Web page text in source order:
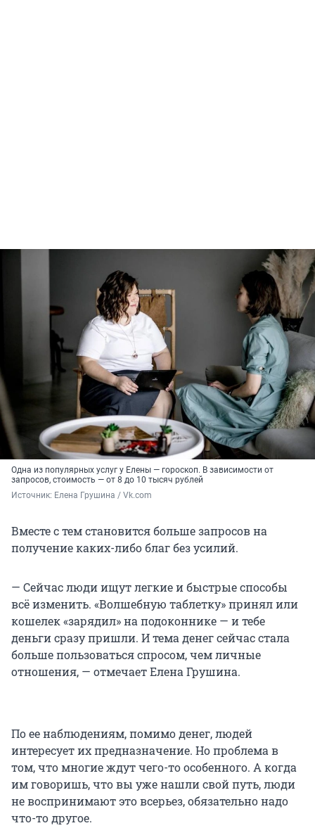
Одна из популярных услуг у Елены — гороскоп. В зависимости от
запросов, стоимость — от 8 до 10 тысяч рублей
Источник: Елена Грушина / Vk.com
Вместе с тем становится больше запросов на
получение каких-либо благ без усилий.
— Сейчас люди ищут легкие и быстрые способы
всё изменить. «Волшебную таблетку» принял или
кошелек «зарядил» на подоконнике — и тебе
деньги сразу пришли. И тема денег сейчас стала
больше пользоваться спросом, чем личные
отношения, — отмечает Елена Грушина.
По ее наблюдениям, помимо денег, людей
интересует их предназначение. Но проблема в
том, что многие ждут чего-то особенного. А когда
им говоришь, что вы уже нашли свой путь, люди
не воспринимают это всерьез, обязательно надо
что-то другое.